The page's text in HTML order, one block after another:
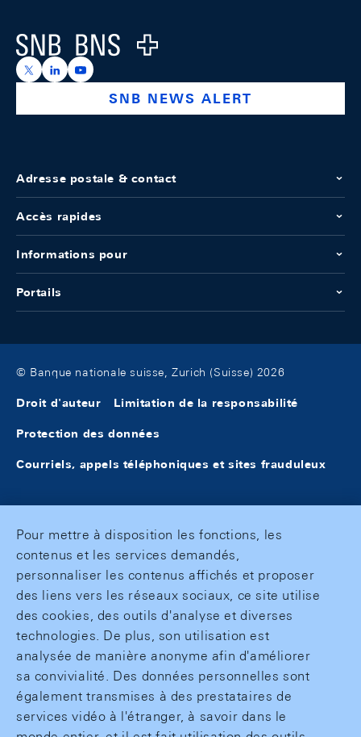
Logo
https://x.com/snb_bns
https://ch.linkedin.com/company/swiss-national-
https://www.youtube.com/@swissnationalbank
SNB NEWS ALERT
Adresse postale & contact
Accès rapides
Informations pour
Portails
© Banque nationale suisse, Zurich (Suisse) 2026
Droit d'auteur Limitation de la responsabilité
Protection des données
Courriels, appels téléphoniques et sites frauduleux
Pour mettre à disposition les fonctions, les
contenus et les services demandés,
personnaliser les contenus affichés et proposer
des liens vers les réseaux sociaux, ce site utilise
des cookies, des outils d'analyse et diverses
technologies. De plus, son utilisation est
analysée de manière anonyme afin d'améliorer
sa convivialité. Des données personnelles sont
également transmises à des prestataires de
services vidéo à l'étranger, à savoir dans le